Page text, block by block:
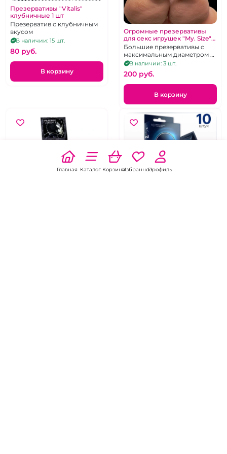
Презервативы "Vitalis"
клубничные 1 шт
Презерватив с клубничным
вкусом
В наличии: 15 шт.
80 pуб.
В корзину
Огромные презервативы
для секс игрушек "My. Size"
72 мм диаметр
Большие презервативы с
максимальным диаметром и
длиной на крупный член, 1
шт.
В наличии: 3 шт.
200 pуб.
В корзину
Главная Каталог КорзинаИзбранноеПрофиль